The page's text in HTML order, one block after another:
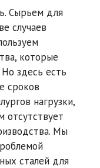
Сырьем для
случаев
которые
здесь есть
сроков
нагрузки,
отсутствует
Мы
сталей для